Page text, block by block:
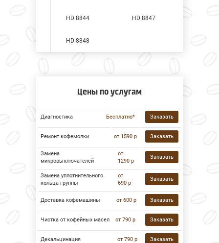
HD 8844 HD 8847
HD 8848
Цены по услугам
Диагностика Бесплатно* Заказать
Ремонт кофемолки от 1590 р Заказать
Замена
микровыключателей
от
1290 р
Заказать
Замена уплотнительного
кольца группы
от
690 р
Заказать
Доставка кофемашины от 600 р Заказать
Чистка от кофейных масел от 790 р Заказать
Декальцинация от 790 р Заказать